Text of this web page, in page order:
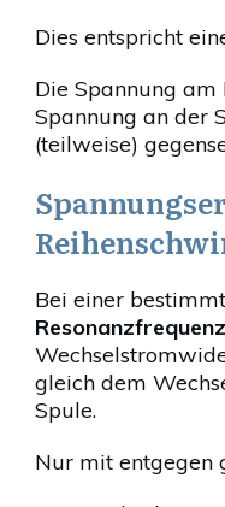
Dies entspricht
Die Spannung am
Spannung an der
(teilweise)
Bei einer
Resonanzfrequenz
gleich dem
Spule.
Nur mit entgegen